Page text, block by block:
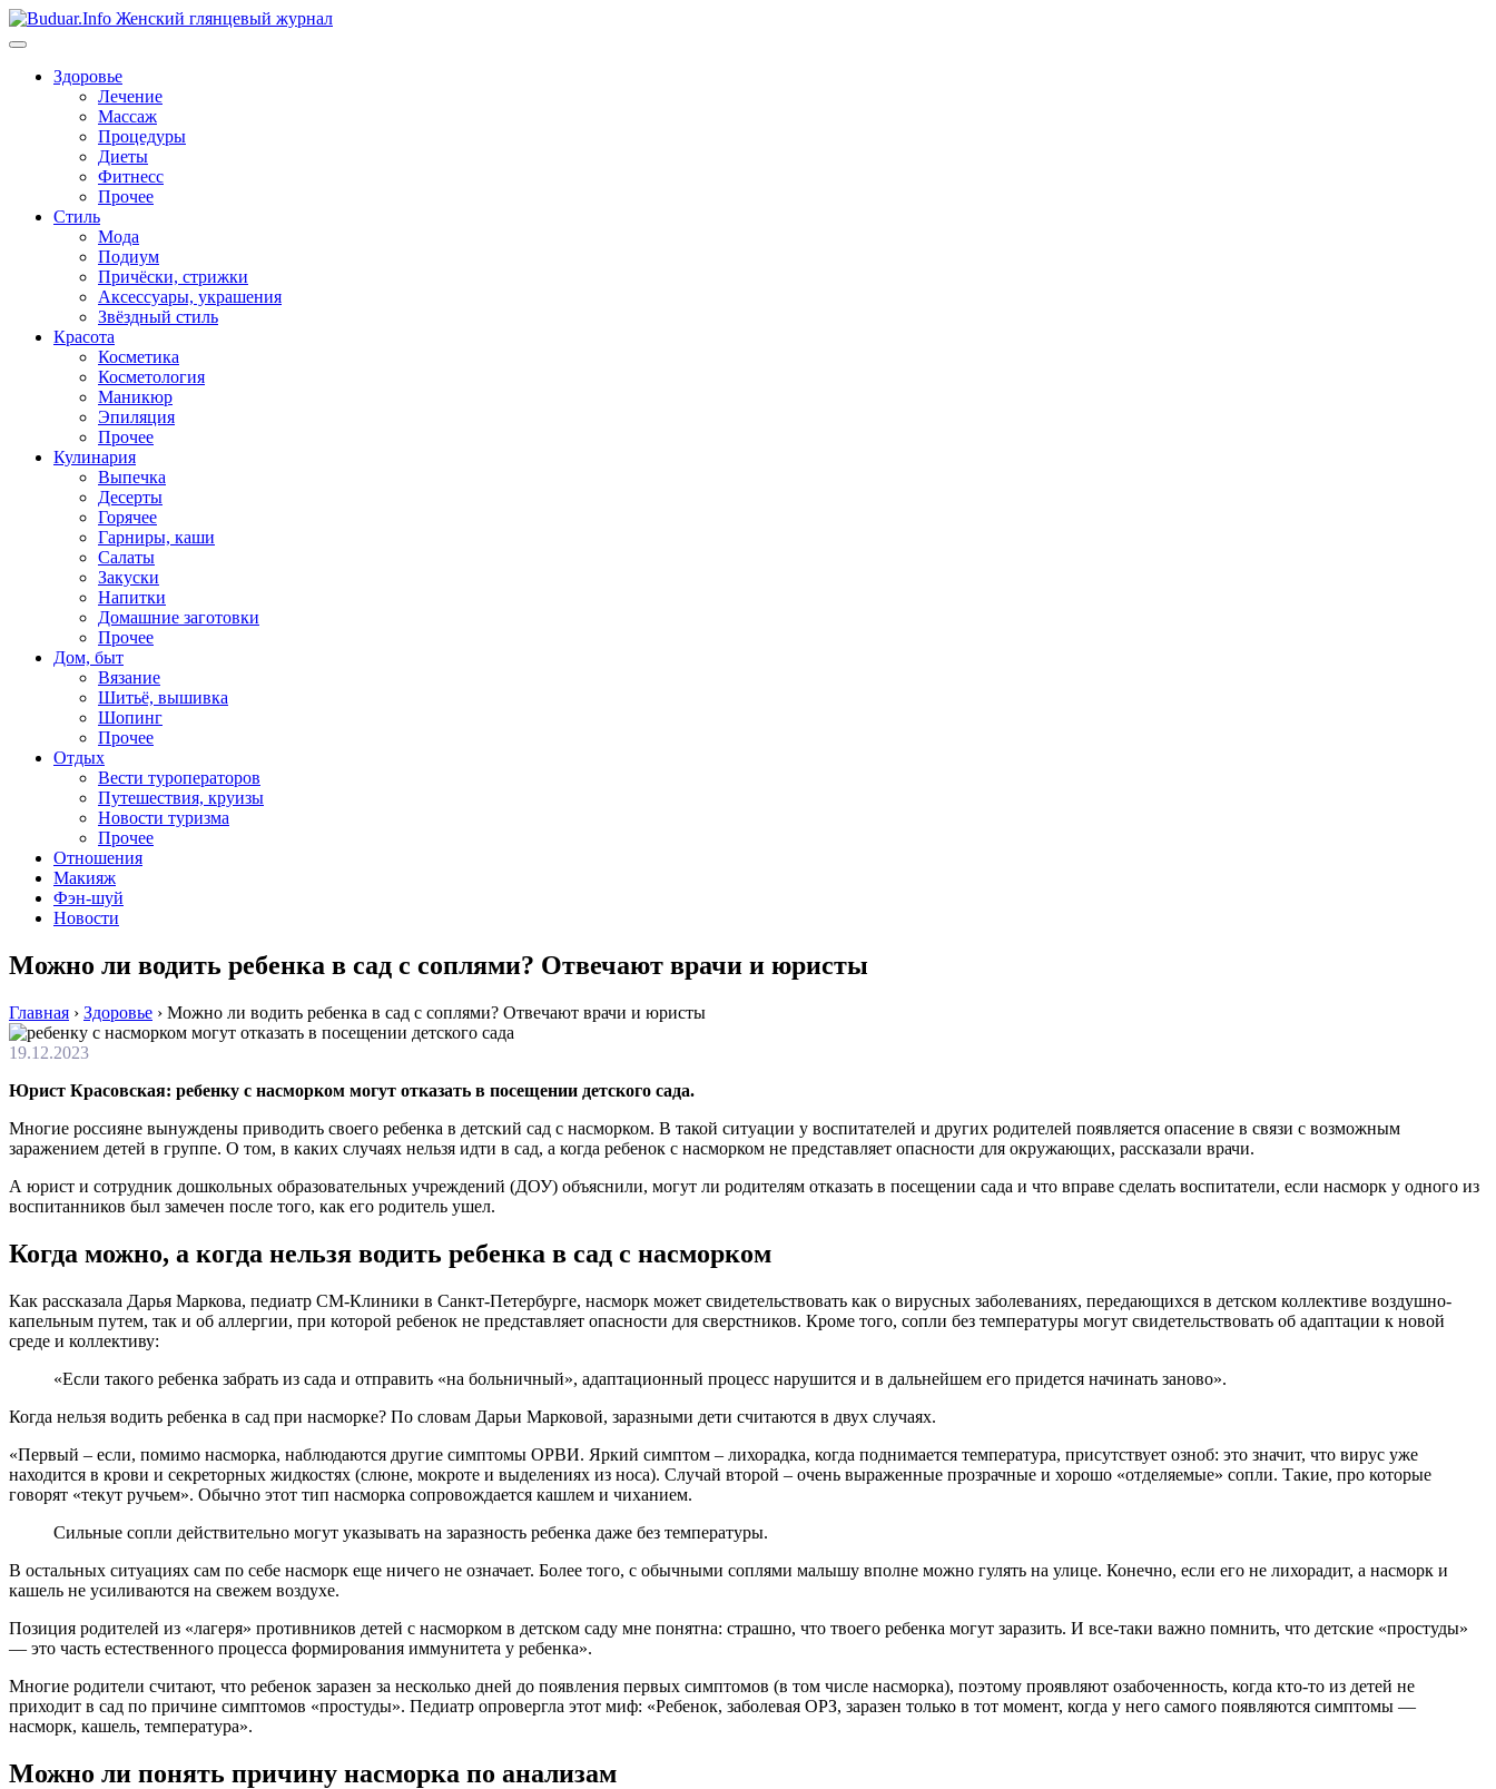
Перейти
к
Здоровье
Лечение
Массаж
Процедуры
Диеты
Фитнесс
Прочее
Стиль
Мода
Подиум
Причёски, стрижки
Аксессуары, украшения
Звёздный стиль
Красота
Косметика
Косметология
Маникюр
Эпиляция
Прочее
Кулинария
Выпечка
Десерты
Горячее
Гарниры, каши
Салаты
Закуски
Напитки
Домашние заготовки
Прочее
Дом, быт
Вязание
Шитьё, вышивка
Шопинг
Прочее
Отдых
Вести туроператоров
Путешествия, круизы
Новости туризма
Прочее
Отношения
Макияж
Фэн-шуй
Новости
Можно ли водить ребенка в сад с соплями? Отвечают врачи и юристы
Главная › Здоровье › Можно ли водить ребенка в сад с соплями? Отвечают врачи и юристы
19.12.2023
Юрист Красовская: ребенку с насморком могут отказать в посещении детского сада.
Многие россияне вынуждены приводить своего ребенка в детский сад с насморком. В такой ситуации у воспитателей и других родителей появляется опасение в связи с возможным
заражением детей в группе. О том, в каких случаях нельзя идти в сад, а когда ребенок с насморком не представляет опасности для окружающих, рассказали врачи.
А юрист и сотрудник дошкольных образовательных учреждений (ДОУ) объяснили, могут ли родителям отказать в посещении сада и что вправе сделать воспитатели, если насморк у одного из
воспитанников был замечен после того, как его родитель ушел.
Когда можно, а когда нельзя водить ребенка в сад с насморком
Как рассказала Дарья Маркова, педиатр СМ-Клиники в Санкт-Петербурге, насморк может свидетельствовать как о вирусных заболеваниях, передающихся в детском коллективе воздушно-
капельным путем, так и об аллергии, при которой ребенок не представляет опасности для сверстников. Кроме того, сопли без температуры могут свидетельствовать об адаптации к новой
среде и коллективу:
«Если такого ребенка забрать из сада и отправить «на больничный», адаптационный процесс нарушится и в дальнейшем его придется начинать заново».
Когда нельзя водить ребенка в сад при насморке? По словам Дарьи Марковой, заразными дети считаются в двух случаях.
«Первый – если, помимо насморка, наблюдаются другие симптомы ОРВИ. Яркий симптом – лихорадка, когда поднимается температура, присутствует озноб: это значит, что вирус уже
находится в крови и секреторных жидкостях (слюне, мокроте и выделениях из носа). Случай второй – очень выраженные прозрачные и хорошо «отделяемые» сопли. Такие, про которые
говорят «текут ручьем». Обычно этот тип насморка сопровождается кашлем и чиханием.
Сильные сопли действительно могут указывать на заразность ребенка даже без температуры.
В остальных ситуациях сам по себе насморк еще ничего не означает. Более того, с обычными соплями малышу вполне можно гулять на улице. Конечно, если его не лихорадит, а насморк и
кашель не усиливаются на свежем воздухе.
Позиция родителей из «лагеря» противников детей с насморком в детском саду мне понятна: страшно, что твоего ребенка могут заразить. И все-таки важно помнить, что детские «простуды»
— это часть естественного процесса формирования иммунитета у ребенка».
Многие родители считают, что ребенок заразен за несколько дней до появления первых симптомов (в том числе насморка), поэтому проявляют озабоченность, когда кто-то из детей не
приходит в сад по причине симптомов «простуды». Педиатр опровергла этот миф: «Ребенок, заболевая ОРЗ, заразен только в тот момент, когда у него самого появляются симптомы —
насморк, кашель, температура».
Можно ли понять причину насморка по анализам